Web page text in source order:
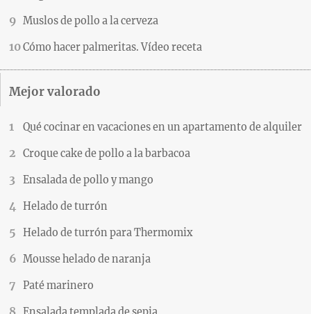
Muslos de pollo a la cerveza
Cómo hacer palmeritas. Vídeo receta
Mejor valorado
Qué cocinar en vacaciones en un apartamento de alquiler
Croque cake de pollo a la barbacoa
Ensalada de pollo y mango
Helado de turrón
Helado de turrón para Thermomix
Mousse helado de naranja
Paté marinero